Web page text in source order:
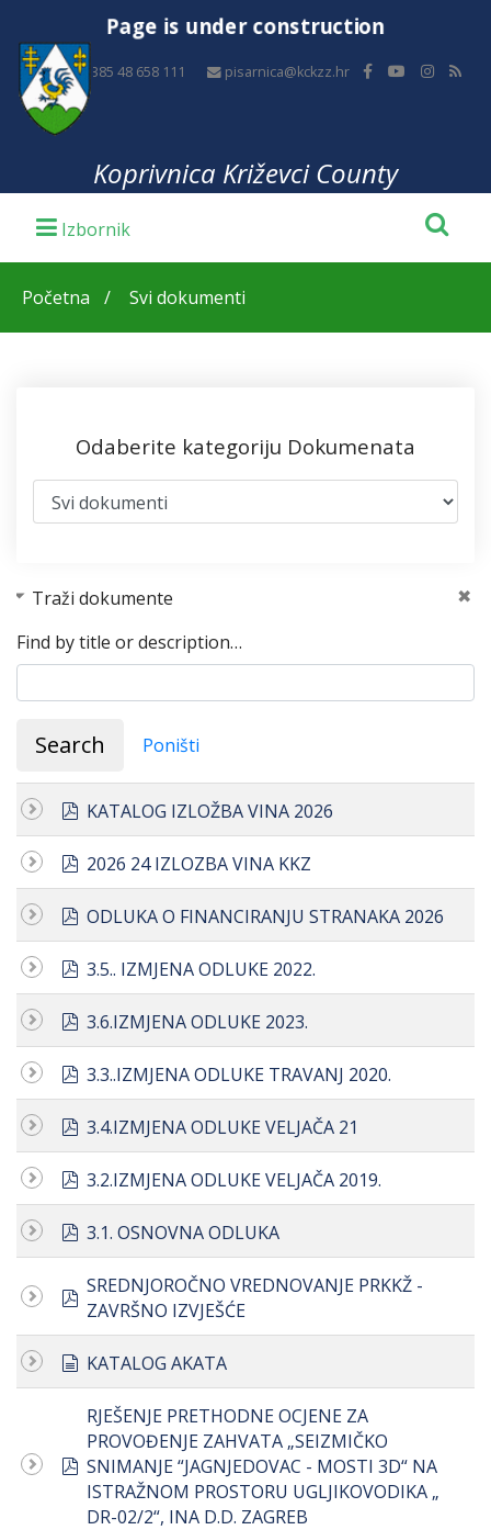
Page is under construction
+385 48 658 111 pisarnica@kckzz.hr
Koprivnica Križevci County
Početna Svi dokumenti
Odaberite kategoriju Dokumenata
Traži dokumente
Find by title or description…
Search Poništi
pdf
KATALOG IZLOŽBA VINA 2026
pdf
2026 24 IZLOZBA VINA KKZ
pdf
ODLUKA O FINANCIRANJU STRANAKA 2026
pdf
3.5.. IZMJENA ODLUKE 2022.
pdf
3.6.IZMJENA ODLUKE 2023.
pdf
3.3..IZMJENA ODLUKE TRAVANJ 2020.
pdf
3.4.IZMJENA ODLUKE VELJAČA 21
pdf
3.2.IZMJENA ODLUKE VELJAČA 2019.
pdf
3.1. OSNOVNA ODLUKA
pdf
SREDNJOROČNO VREDNOVANJE PRKKŽ -
ZAVRŠNO IZVJEŠĆE
document
KATALOG AKATA
pdf
RJEŠENJE PRETHODNE OCJENE ZA
PROVOĐENJE ZAHVATA „SEIZMIČKO
SNIMANJE “JAGNJEDOVAC - MOSTI 3D“ NA
ISTRAŽNOM PROSTORU UGLJIKOVODIKA „
DR-02/2“, INA D.D. ZAGREB